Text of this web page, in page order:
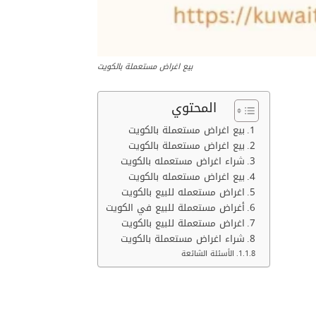
بيع اغراض مستعملة بالكويت
المحتوي
بيع اغراض مستعملة بالكويت
بيع اغراض مستعملة بالكويت
شراء اغراض مستعمله بالكويت
بيع اغراض مستعمله بالكويت
اغراض مستعمله للبيع بالكويت
أغراض مستعملة للبيع في الكويت
اغراض مستعملة للبيع بالكويت
شراء اغراض مستعملة بالكويت
الأسئلة الشائعة